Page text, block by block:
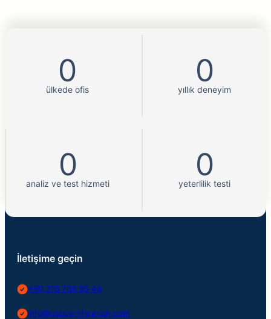
0
ülkede ofis
0
yıllık deneyim
0
analiz ve test hizmeti
0
yeterlilik testi
İletişime geçin
+90 216 706 95 46
info@usbcertification.com